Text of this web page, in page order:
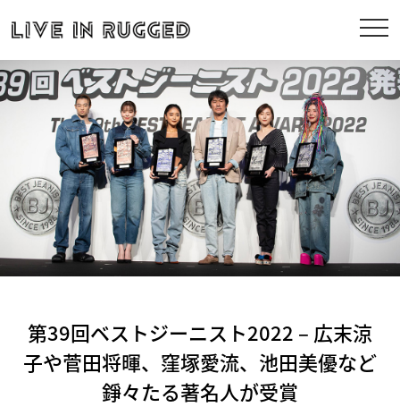
第39回ベストジーニスト2022 – 広末涼
⼦や菅⽥将暉、窪塚愛流、池⽥美優など
錚々たる著名人が受賞